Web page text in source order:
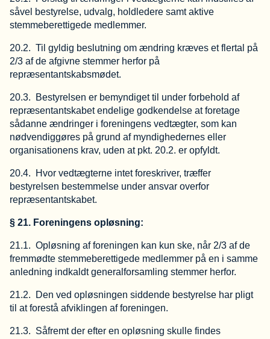
såvel bestyrelse, udvalg, holdledere samt aktive
stemmeberettigede medlemmer.
20.2. Til gyldig beslutning om ændring kræves et flertal på
2/3 af de afgivne stemmer herfor på
repræsentantskabsmødet.
20.3. Bestyrelsen er bemyndiget til under forbehold af
repræsentantskabet endelige godkendelse at foretage
sådanne ændringer i foreningens vedtægter, som kan
nødvendiggøres på grund af myndighedernes eller
organisationens krav, uden at pkt. 20.2. er opfyldt.
20.4. Hvor vedtægterne intet foreskriver, træffer
bestyrelsen bestemmelse under ansvar overfor
repræsentantskabet.
§ 21. Foreningens opløsning:
21.1. Opløsning af foreningen kan kun ske, når 2/3 af de
fremmødte stemmeberettigede medlemmer på en i samme
anledning indkaldt generalforsamling stemmer herfor.
21.2. Den ved opløsningen siddende bestyrelse har pligt
til at forestå afviklingen af foreningen.
21.3. Såfremt der efter en opløsning skulle findes